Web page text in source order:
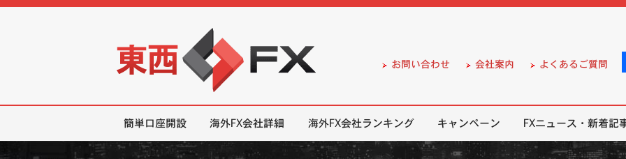
お問い合わせ 会社案内 よくあるご質問
簡単口座開設 海外FX会社詳細 海外FX会社ランキング キャンペーン FXニュース・新着記